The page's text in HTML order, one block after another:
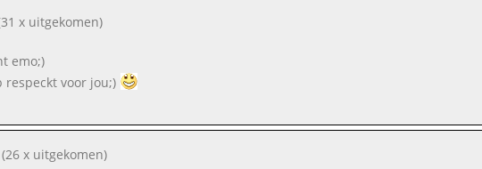
x uitgekomen)
emo;)
respeckt voor jou;)
x uitgekomen)